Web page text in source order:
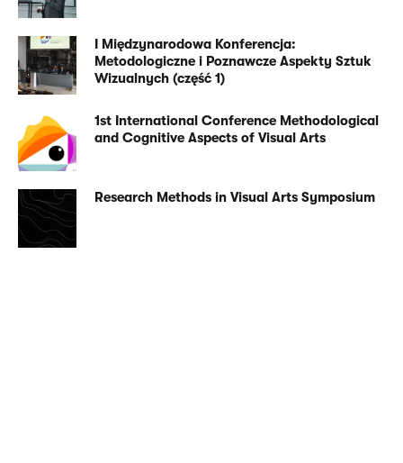
I Międzynarodowa Konferencja:
Metodologiczne i Poznawcze Aspekty Sztuk
Wizualnych (część 1)
1st International Conference Methodological
and Cognitive Aspects of Visual Arts
Research Methods in Visual Arts Symposium